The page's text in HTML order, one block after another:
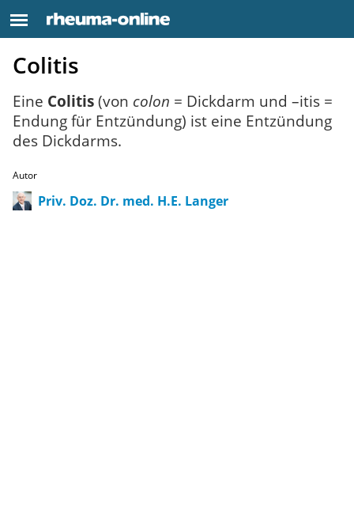
Colitis
Eine Colitis(von colon = Dickdarm und –itis =
Endung für Entzündung) ist eine Entzündung
des Dickdarms.
Autor
Priv. Doz. Dr. med. H.E. Langer